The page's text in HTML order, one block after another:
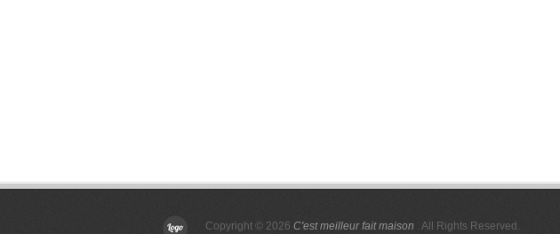
Copyright © 2026 C'est meilleur fait maison . All Rights Reserved.